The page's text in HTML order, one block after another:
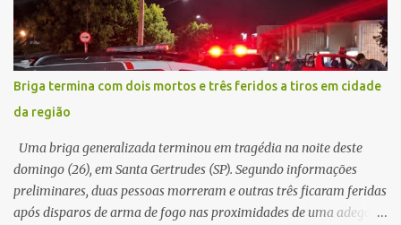
cerca de dez minutos para buscar ajuda. Ao retornar, constatou
que o automóvel havia desaparecido. A vítima realizou buscas
pelas imediações, mas não conseguiu localizar o veículo.
Conforme o boletim, um menino de aproximadamente 10 anos
relatou ter visto a Spin passando pelo local fazendo um forte ruído,
característica compatível com o problema mecânico que o veículo
já apresentava antes do furto. O carro possui seguro e, segundo a
v...
Briga termina com dois mortos e três feridos a tiros em cidade
da região
Uma briga generalizada terminou em tragédia na noite deste
domingo (26), em Santa Gertrudes (SP). Segundo informações
preliminares, duas pessoas morreram e outras três ficaram feridas
após disparos de arma de fogo nas proximidades de uma adega. O